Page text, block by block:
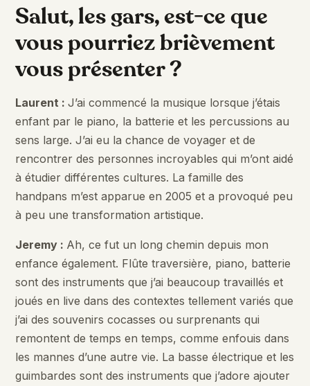
Salut, les gars, est-ce que
vous pourriez brièvement
vous présenter ?
Laurent :J’ai commencé la musique lorsque j’étais
enfant par le piano, la batterie et les percussions au
sens large. J’ai eu la chance de voyager et de
rencontrer des personnes incroyables qui m’ont aidé
à étudier différentes cultures. La famille des
handpans m’est apparue en 2005 et a provoqué peu
à peu une transformation artistique.
Jeremy : Ah, ce fut un long chemin depuis mon
enfance également. Flûte traversière, piano, batterie
sont des instruments que j’ai beaucoup travaillés et
joués en live dans des contextes tellement variés que
j’ai des souvenirs cocasses ou surprenants qui
remontent de temps en temps, comme enfouis dans
les mannes d’une autre vie. La basse électrique et les
guimbardes sont des instruments que j’adore ajouter